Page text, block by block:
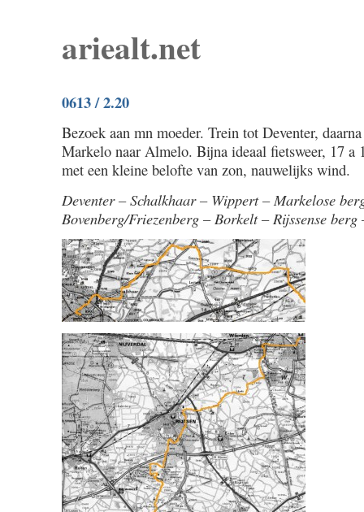
ariealt.net
0613 / 2.20
Bezoek aan mn moeder. Trein tot Deventer,
Markelo naar Almelo. Bijna ideaal fietsweer, 17 a
met een kleine belofte van zon, nauwelijks wind.
Deventer – Schalkhaar – Wippert – Markelose
Bovenberg/Friezenberg – Borkelt – Rijssense